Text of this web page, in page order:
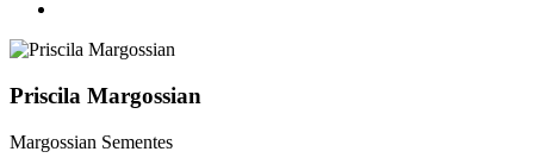
Priscila Margossian
Margossian Sementes